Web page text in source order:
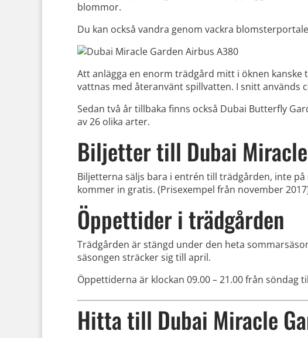
blommor.
Du kan också vandra genom vackra
Att anlägga en enorm trädgård mitt i öknen
vattnas med återanvänt spillvatten. I snitt används
Sedan två år tillbaka finns också Dubai Butterfly
av 26 olika arter.
Biljetter till Dubai
Biljetterna säljs bara i entrén till trädgården, inte
kommer in gratis. (Prisexempel från november
Öppettider i trädgården
Trädgården är stängd under den heta
säsongen sträcker sig till april.
Öppettiderna är klockan 09.00 – 21.00 från söndag
Hitta till Dubai Miracle